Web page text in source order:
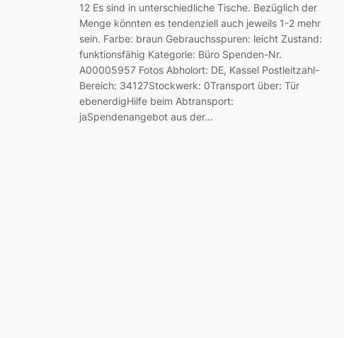
12 Es sind in unterschiedliche Tische. Bezüglich der
Menge könnten es tendenziell auch jeweils 1-2 mehr
sein. Farbe: braun Gebrauchsspuren: leicht Zustand:
funktionsfähig Kategorie: Büro Spenden-Nr.
A00005957 Fotos Abholort: DE, Kassel Postleitzahl-
Bereich: 34127Stockwerk: 0Transport über: Tür
ebenerdigHilfe beim Abtransport:
jaSpendenangebot aus der…